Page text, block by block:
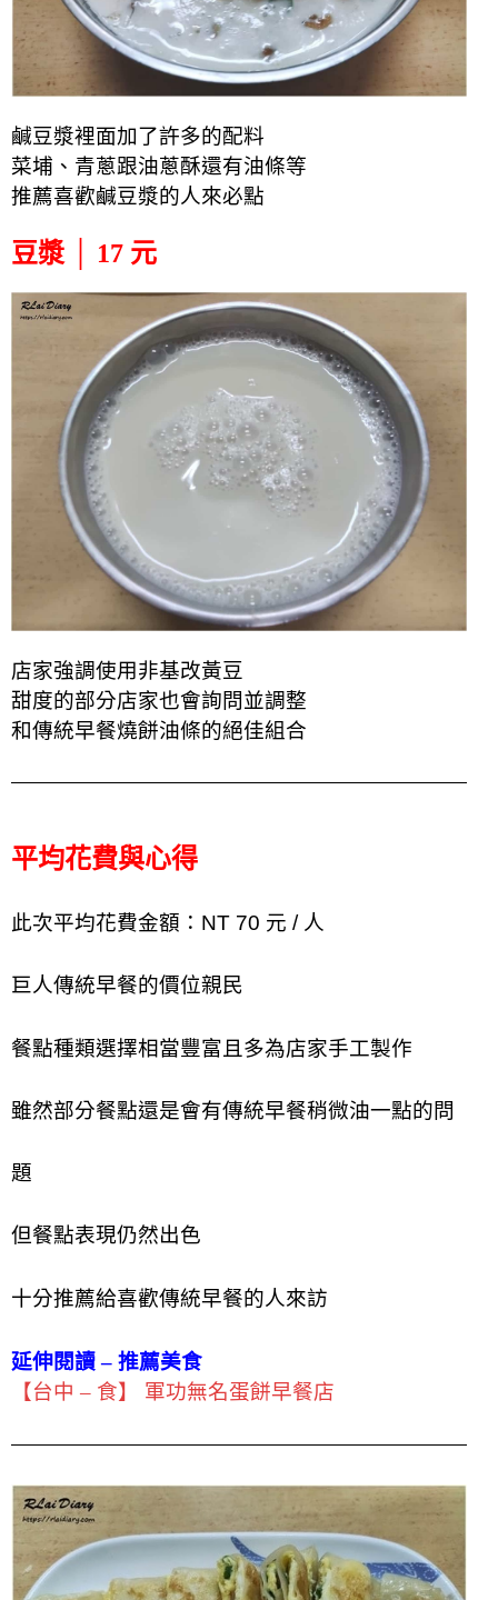
鹹豆漿裡面加了許多的配料
菜埔、青蔥跟油蔥酥還有油條等
推薦喜歡鹹豆漿的人來必點
豆漿 │ 17 元
店家強調使用非基改黃豆
甜度的部分店家也會詢問並調整
和傳統早餐燒餅油條的絕佳組合
平均花費與心得
此次平均花費金額：NT 70 元 / 人
巨人傳統早餐的價位親民
餐點種類選擇相當豐富 且多為店家手工製作
雖然部分餐點還是會有傳統早餐稍微油一點的問
題
但餐點表現仍然出色
十分推薦給喜歡傳統早餐的人來訪
延伸閱讀 – 推薦美食
【台中 – 食】 軍功無名蛋餅早餐店